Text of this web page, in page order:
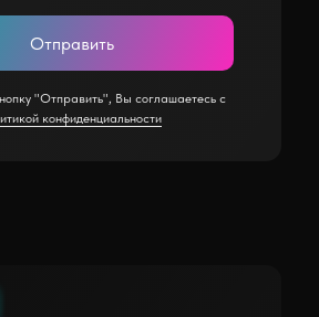
Отправить
"Отправить", Вы соглашаетесь с
конфиденциальности